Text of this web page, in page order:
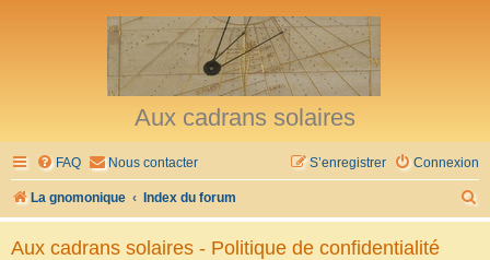
Aux cadrans solaires
FAQ Nous contacter Connexion
S’enregistrer
La gnomonique Index du forum
e
Aux cadrans solaires - Politique de confidentialité